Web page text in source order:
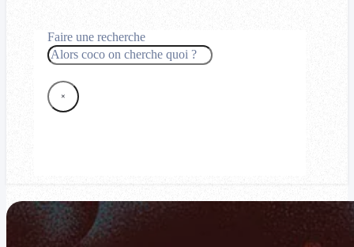
Faire une recherche
Rechercher
×